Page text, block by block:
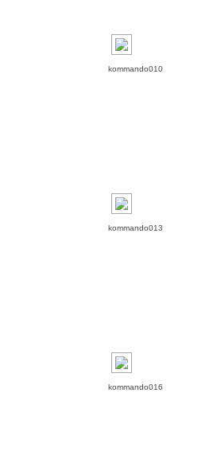
kommando010
kommando013
kommando016